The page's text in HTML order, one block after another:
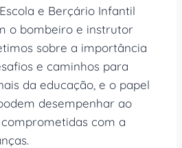
Escola e Berçário Infantil
o bombeiro e instrutor
sobre a importância
e caminhos para
da educação, e o papel
desempenhar ao
com a